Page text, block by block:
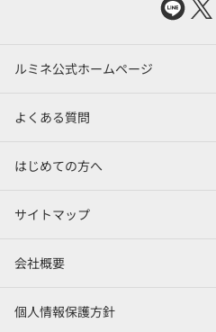
ルミネ公式ホームページ
よくある質問
はじめての方へ
サイトマップ
会社概要
個人情報保護方針